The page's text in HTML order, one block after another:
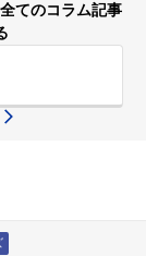
てのコラム記事